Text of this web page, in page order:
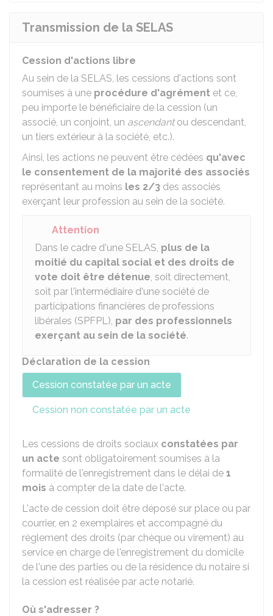
Transmission de la SELAS
Cession d'actions libre
Au sein de la SELAS, les cessions d'actions sont
soumises à une procédure d'agrément et ce,
peu importe le bénéficiaire de la cession (un
associé, un conjoint, un ascendantou descendant,
un tiers extérieur à la société, etc.).
Ainsi, les actions ne peuvent être cédées qu'avec
le consentement de la majorité des associés
représentant au moins les 2/3 des associés
exerçant leur profession au sein de la société.
Attention
Dans le cadre d'une SELAS, plus de la
moitié du capital social et des droits de
vote doit être détenue, soit directement,
soit par l'intermédiaire d'une société de
participations financières de professions
libérales (SPFPL), par des professionnels
exerçant au sein de la société.
Déclaration de la cession
Cession constatée par un acte
Cession non constatée par un acte
Les cessions de droits sociaux constatées par
un acte sont obligatoirement soumises à la
formalité de l'enregistrement dans le délai de 1
mois à compter de la date de l'acte.
L'acte de cession doit être déposé sur place ou par
courrier, en 2 exemplaires et accompagné du
règlement des droits (par chèque ou virement) au
service en charge de l'enregistrement du domicile
de l'une des parties ou de la résidence du notaire si
la cession est réalisée par acte notarié.
Où s'adresser ?